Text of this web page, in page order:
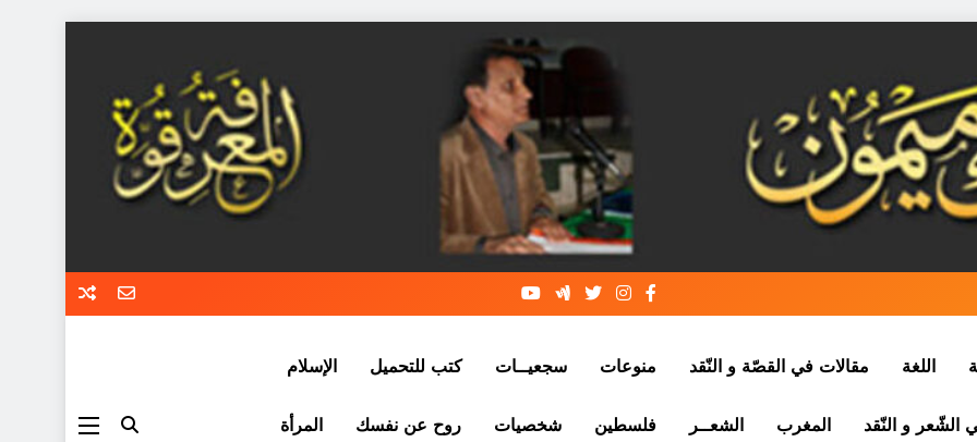
اللغة مقالات في القصّة و النّقد منوعات سجعيــات كتب للتحميل الإسلام
الشّعر و النّقد المغرب الشعــر فلسطين شخصيات روح عن نفسك المرأة